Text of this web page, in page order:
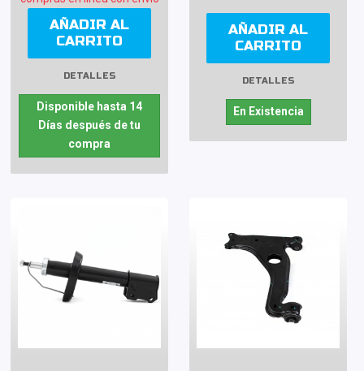
AÑADIR AL
CARRITO
DETALLES
Disponible hasta 14
Días después de tu
compra
AÑADIR AL
CARRITO
DETALLES
En Existencia